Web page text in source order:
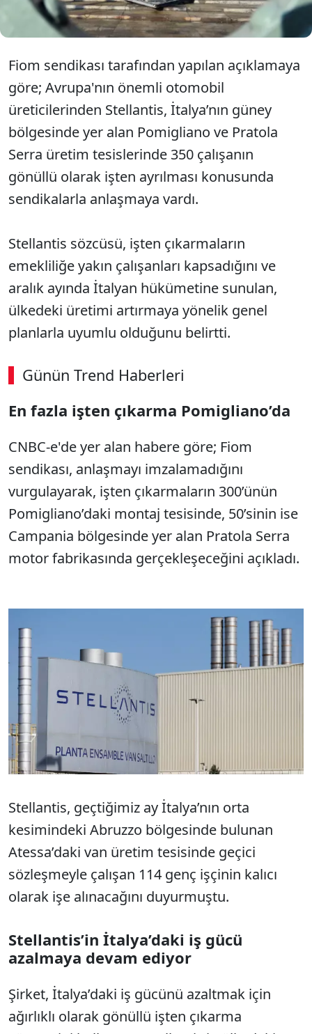
Fiom sendikası tarafından yapılan açıklamaya
göre; Avrupa'nın önemli otomobil
üreticilerinden Stellantis, İtalya’nın güney
bölgesinde yer alan Pomigliano ve Pratola
Serra üretim tesislerinde 350 çalışanın
gönüllü olarak işten ayrılması konusunda
sendikalarla anlaşmaya vardı.
Stellantis sözcüsü, işten çıkarmaların
emekliliğe yakın çalışanları kapsadığını ve
aralık ayında İtalyan hükümetine sunulan,
ülkedeki üretimi artırmaya yönelik genel
planlarla uyumlu olduğunu belirtti.
Günün Trend Haberleri
En fazla işten çıkarma Pomigliano’da
CNBC-e'de yer alan habere göre; Fiom
sendikası, anlaşmayı imzalamadığını
vurgulayarak, işten çıkarmaların 300’ünün
Pomigliano’daki montaj tesisinde, 50’sinin ise
Campania bölgesinde yer alan Pratola Serra
motor fabrikasında gerçekleşeceğini açıkladı.
Stellantis, geçtiğimiz ay İtalya’nın orta
kesimindeki Abruzzo bölgesinde bulunan
Atessa’daki van üretim tesisinde geçici
sözleşmeyle çalışan 114 genç işçinin kalıcı
olarak işe alınacağını duyurmuştu.
Stellantis’in İtalya’daki iş gücü
azalmaya devam ediyor
Şirket, İtalya’daki iş gücünü azaltmak için
ağırlıklı olarak gönüllü işten çıkarma